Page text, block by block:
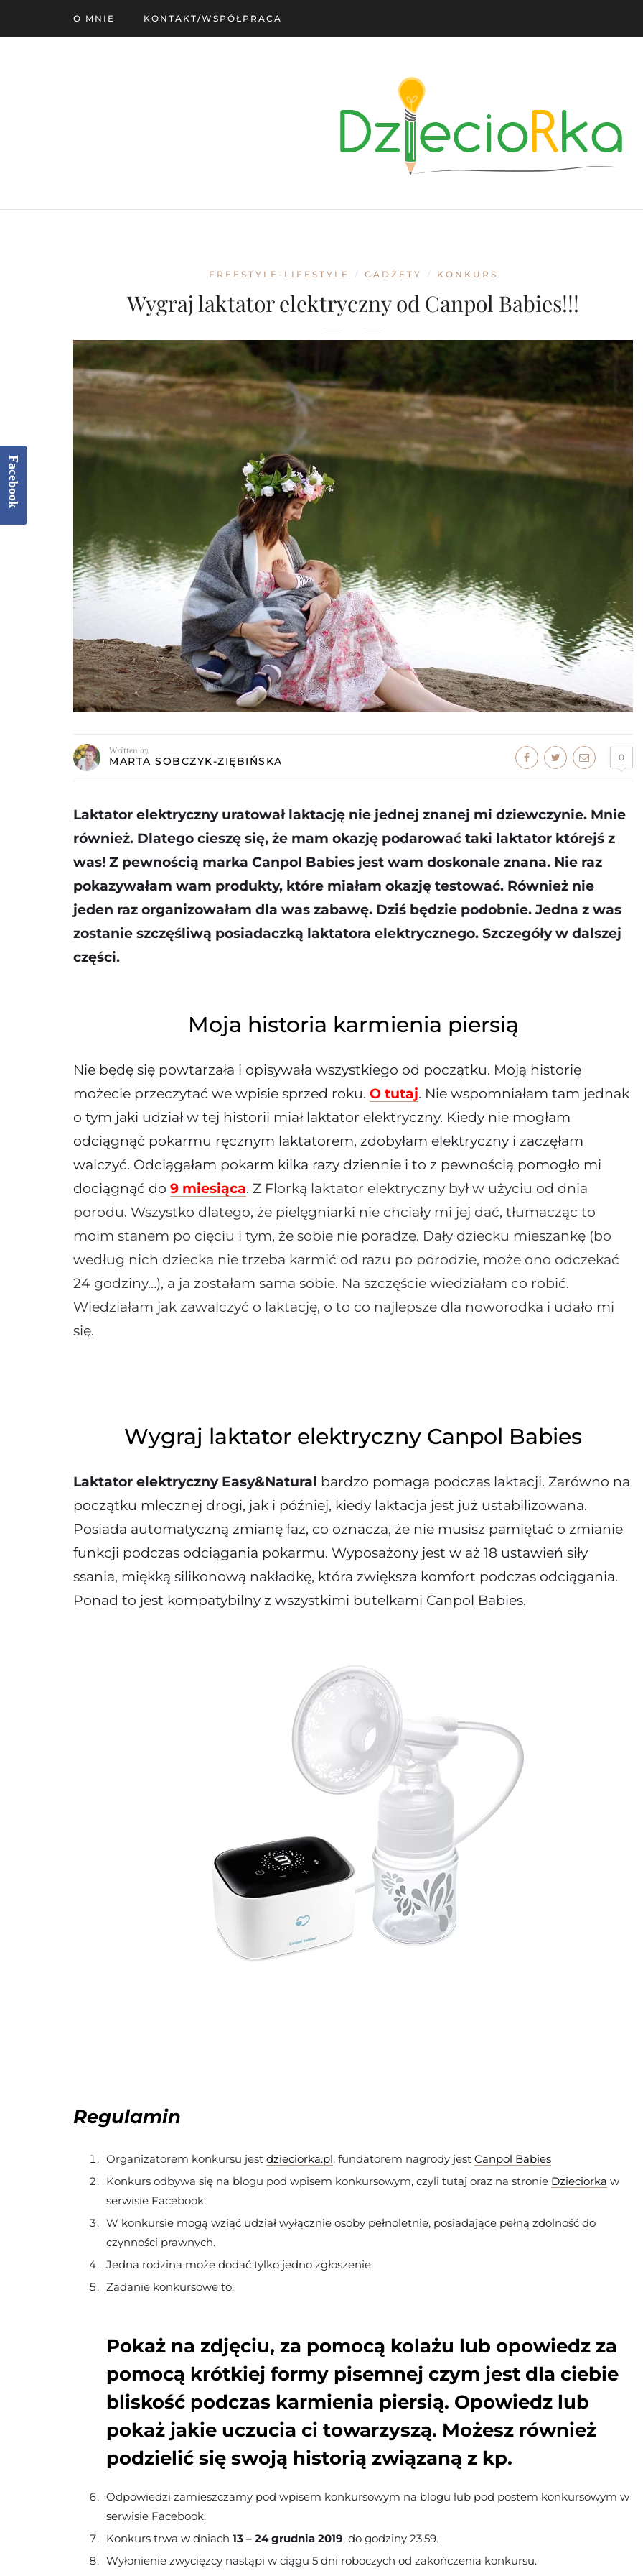
O MNIE KONTAKT/WSPÓŁPRACA
FREESTYLE-LIFESTYLE / GADŻETY / KONKURS
Wygraj laktator elektryczny od Canpol Babies!!!
Written by
MARTA SOBCZYK-ZIĘBIŃSKA 0
Laktator elektryczny uratował laktację nie jednej znanej mi dziewczynie. Mnie
również. Dlatego cieszę się, że mam okazję podarować taki laktator którejś z
was! Z pewnością marka Canpol Babies jest wam doskonale znana. Nie raz
pokazywałam wam produkty, które miałam okazję testować. Również nie
jeden raz organizowałam dla was zabawę. Dziś będzie podobnie. Jedna z was
zostanie szczęśliwą posiadaczką laktatora elektrycznego. Szczegóły w dalszej
części.
Moja historia karmienia piersią
Nie będę się powtarzała i opisywała wszystkiego od początku. Moją historię
możecie przeczytać we wpisie sprzed roku. O tutaj. Nie wspomniałam tam jednak
o tym jaki udział w tej historii miał laktator elektryczny. Kiedy nie mogłam
odciągnąć pokarmu ręcznym laktatorem, zdobyłam elektryczny i zaczęłam
walczyć. Odciągałam pokarm kilka razy dziennie i to z pewnością pomogło mi
dociągnąć do 9 miesiąca. Z Florką laktator elektryczny był w użyciu od dnia
porodu. Wszystko dlatego, że pielęgniarki nie chciały mi jej dać, tłumacząc to
moim stanem po cięciu i tym, że sobie nie poradzę. Dały dziecku mieszankę (bo
według nich dziecka nie trzeba karmić od razu po porodzie, może ono odczekać
24 godziny…), a ja zostałam sama sobie. Na szczęście wiedziałam co robić.
Wiedziałam jak zawalczyć o laktację, o to co najlepsze dla noworodka i udało mi
się.
Wygraj laktator elektryczny Canpol Babies
Laktator elektryczny Easy&Natural bardzo pomaga podczas laktacji. Zarówno na
początku mlecznej drogi, jak i później, kiedy laktacja jest już ustabilizowana.
Posiada automatyczną zmianę faz, co oznacza, że nie musisz pamiętać o zmianie
funkcji podczas odciągania pokarmu. Wyposażony jest w aż 18 ustawień siły
ssania, miękką silikonową nakładkę, która zwiększa komfort podczas odciągania.
Ponad to jest kompatybilny z wszystkimi butelkami Canpol Babies.
Regulamin
Organizatorem konkursu jest dzieciorka.pl, fundatorem nagrody jest Canpol Babies
Konkurs odbywa się na blogu pod wpisem konkursowym, czyli tutaj oraz na stronie Dzieciorka w
serwisie Facebook.
W konkursie mogą wziąć udział wyłącznie osoby pełnoletnie, posiadające pełną zdolność do
czynności prawnych.
Jedna rodzina może dodać tylko jedno zgłoszenie.
Zadanie konkursowe to:
Pokaż na zdjęciu, za pomocą kolażu lub opowiedz za
pomocą krótkiej formy pisemnej czym jest dla ciebie
bliskość podczas karmienia piersią. Opowiedz lub
pokaż jakie uczucia ci towarzyszą. Możesz również
podzielić się swoją historią związaną z kp.
Odpowiedzi zamieszczamy pod wpisem konkursowym na blogu lub pod postem konkursowym w
serwisie Facebook.
Konkurs trwa w dniach 13 – 24 grudnia 2019, do godziny 23.59.
Wyłonienie zwycięzcy nastąpi w ciągu 5 dni roboczych od zakończenia konkursu.
Facebook